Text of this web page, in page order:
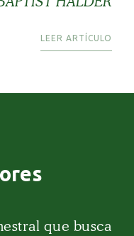
LEER ARTÍCULO
que busca